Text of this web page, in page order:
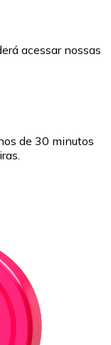
acessar nossas
de 30 minutos